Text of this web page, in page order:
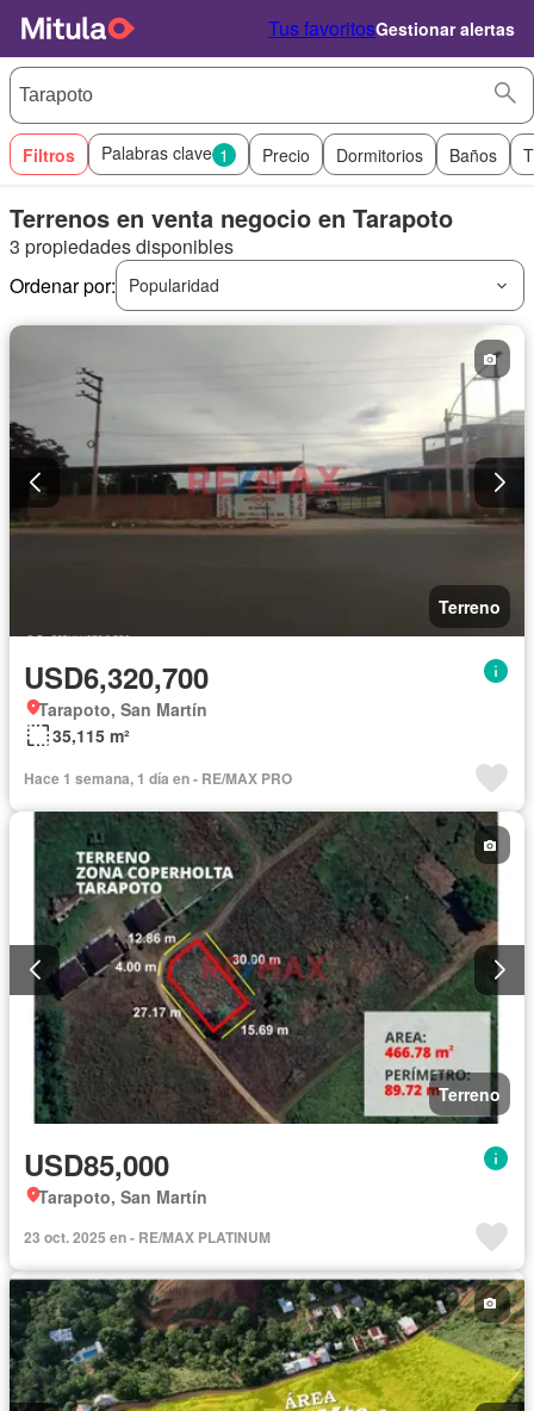
Tus favoritosGestionar alertas
Filtros Palabras clave 1 Precio Dormitorios Baños
Terrenos en venta negocio en Tarapoto
3 propiedades disponibles
Ordenar por:
Popularidad
Terreno
USD6,320,700
Tarapoto, San Martín
35,115 m²
Hace 1 semana, 1 día en - RE/MAX PRO
Terreno
USD85,000
Tarapoto, San Martín
23 oct. 2025 en - RE/MAX PLATINUM